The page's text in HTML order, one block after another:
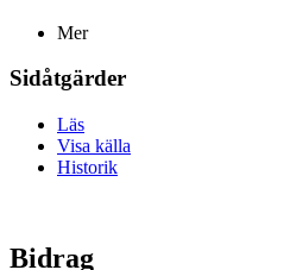
Mer
Sidåtgärder
Läs
Visa källa
Historik
Bidrag